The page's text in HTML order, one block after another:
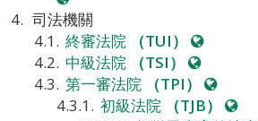
站
司法機關
終審法院
（TUI）
網
中級法院 （TSI）
網
站
第一審法院 （TPI）
網
站
初級法院 （TJB）
網